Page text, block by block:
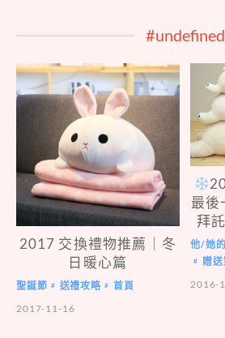
#undefined
2017 交換禮物推薦｜冬
日暖心篇
聖誕節 # 送禮攻略 #
首頁
2017-11-16
最後
拜
他/她
# 贈
2016-